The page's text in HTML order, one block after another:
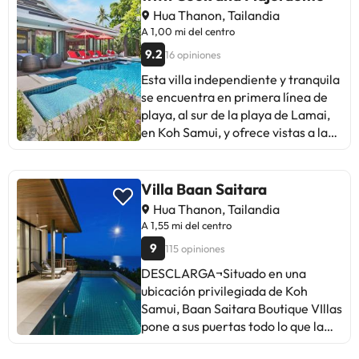
servicio de limpieza disponible
todos los días y la posibilidad de
solicitar cunas o camas infantiles
(de pago).
baño. El aeropuerto más cercano
es el aeropuerto internacional de
Samui, ubicado a 18 km de la Villa
Coco.
Hua Thanon, Tailandia
A 1,00 mi del centro
9.2 16 opiniones
Esta villa independiente y tranquila
se encuentra en primera línea de
playa, al sur de la playa de Lamai,
en Koh Samui, y ofrece vistas a la
Esta villa, con una arquitectura
francesa, se compone de 5 suites
de lujo y tiene capacidad para
hasta 10 personas. La cocina está
equipada con lavavajillas, horno,
microondas, cafetera y hervidor de
agua. Este alojamiento
independiente proporciona toallas
y ropa de cama. La Villa Julia koh
Villa Baan Saitara
Hua Thanon, Tailandia
A 1,55 mi del centro
9 115 opiniones
DESCLARGA¬Situado en una
ubicación privilegiada de Koh
Samui, Baan Saitara Boutique VIllas
pone a sus puertas todo lo que la